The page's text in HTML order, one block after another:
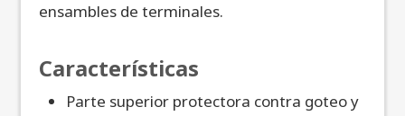
ensambles de terminales.
Características
Parte superior protectora contra goteo y